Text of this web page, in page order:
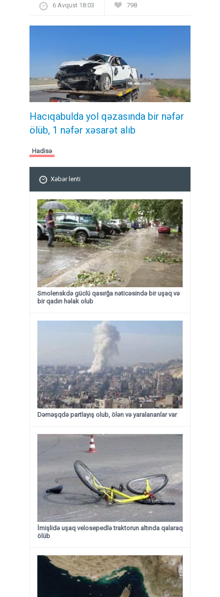
6 Avqust 18:03 798
Hacıqabulda yol qəzasında bir nəfər
ölüb, 1 nəfər xəsarət alıb
Hadisə
Xəbər lenti
Smolenskdə güclü qasırğa nəticəsində bir uşaq və
bir qadın həlak olub
Dəməşqdə partlayış olub, ölən və yaralananlar var
İmişlidə uşaq velosepedlə traktorun altında qalaraq
ölüb